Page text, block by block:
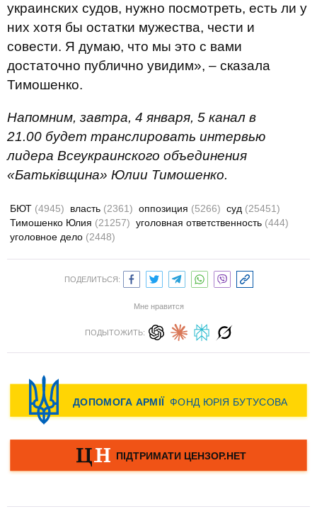
украинских судов, нужно посмотреть, есть ли у
них хотя бы остатки мужества, чести и
совести. Я думаю, что мы это с вами
достаточно публично увидим», – сказала
Тимошенко.
Напомним, завтра, 4 января, 5 канал в
21.00 будет транслировать интервью
лидера Всеукраинского объединения
«Батькiвщина» Юлии Тимошенко.
БЮТ (4945) власть (2361) оппозиция (5266) суд (25451)
Тимошенко Юлия (21257) уголовная ответственность (444)
уголовное дело (2448)
ПОДЕЛИТЬСЯ:
Мне нравится
ПОДЫТОЖИТЬ: